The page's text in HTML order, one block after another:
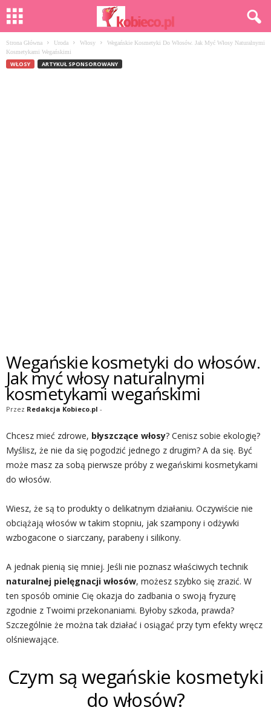
Strona Główna Uroda Włosy
Wegańskie Kosmetyki Do Włosów. Jak Myć Włosy Naturalnymi
Kosmetykami Wegańskimi
WŁOSY ARTYKUŁ SPONSOROWANY
Wegańskie kosmetyki do włosów.
Jak myć włosy naturalnymi
kosmetykami wegańskimi
Przez Redakcja Kobieco.pl -
Chcesz mieć zdrowe, błyszczące włosy? Cenisz sobie ekologię?
Myślisz, że nie da się pogodzić jednego z drugim? A da się. Być
może masz za sobą pierwsze próby z wegańskimi kosmetykami
do włosów.
Wiesz, że są to produkty o delikatnym działaniu. Oczywiście nie
obciążają włosów w takim stopniu, jak szampony i odżywki
wzbogacone o siarczany, parabeny i silikony.
A jednak pienią się mniej. Jeśli nie poznasz właściwych technik
naturalnej pielęgnacji włosów, możesz szybko się zrazić. W
ten sposób ominie Cię okazja do zadbania o swoją fryzurę
zgodnie z Twoimi przekonaniami. Byłoby szkoda, prawda?
Szczególnie że można tak działać i osiągać przy tym efekty wręcz
olśniewające.
Czym są wegańskie kosmetyki
do włosów?